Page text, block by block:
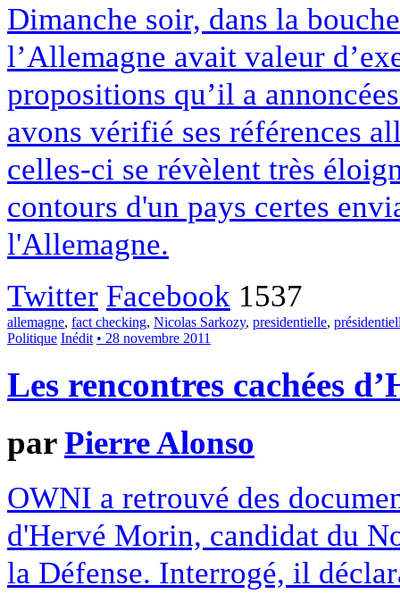
Dimanche soir, dans la
l’Allemagne avait valeur
propositions qu’il a
avons vérifié ses références
celles-ci se révèlent très
contours d'un pays certes
l'Allemagne.
Twitter Facebook 1537
allemagne, fact checking, Nicolas Sarkozy, presidentielle,
Politique Inédit • 28 novembre 2011
Les rencontres cachées
parPierre Alonso
OWNI a retrouvé des
d'Hervé Morin, candidat du
la Défense. Interrogé, il